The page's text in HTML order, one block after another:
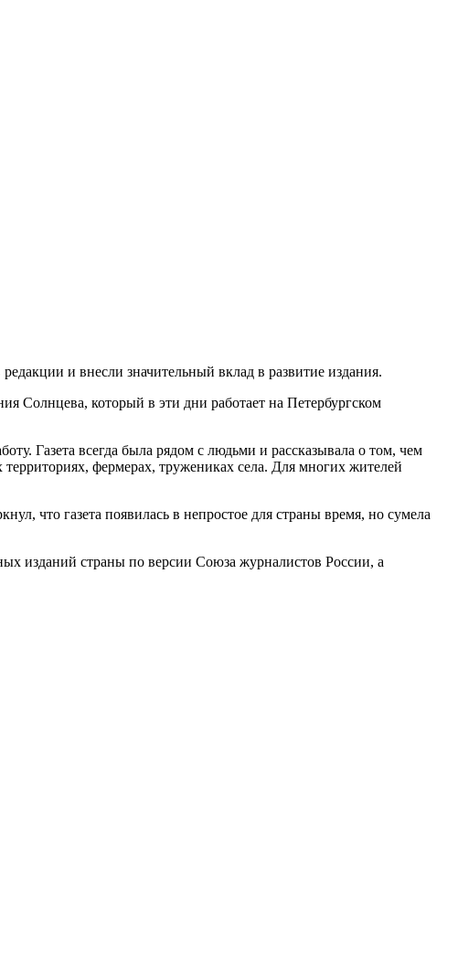
и внесли значительный вклад в развитие издания.
Солнцева, который в эти дни работает на Петербургском
Газета всегда была рядом с людьми и рассказывала о том, чем
фермерах, тружениках села. Для многих жителей
что газета появилась в непростое для страны время, но сумела
изданий страны по версии Союза журналистов России, а